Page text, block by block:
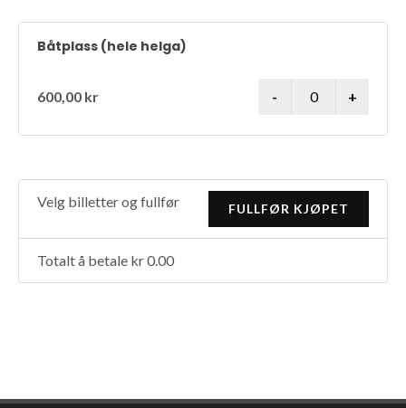
Båtplass (hele helga)
600,00 kr
Velg billetter og fullfør
Totalt å betale kr 0.00